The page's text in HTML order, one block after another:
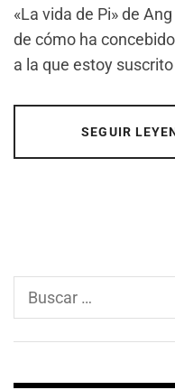
«La vida de Pi» de
de cómo ha
a la que estoy
SEGUIR
Buscar: